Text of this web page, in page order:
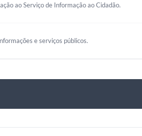
ao Serviço de Informação ao Cidadão.
e serviços públicos.